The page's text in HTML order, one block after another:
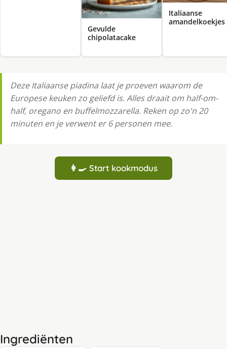
Gevulde
chipolatacake
Italiaanse
amandelkoekjes
Deze Italiaanse piadina laat je proeven waarom de
Europese keuken zo geliefd is. Alles draait om half-om-
half, oregano en buffelmozzarella. Reken op zo'n 20
minuten en je verwent er 6 personen mee.
👩‍🍳 Start kookmodus
Ingrediënten